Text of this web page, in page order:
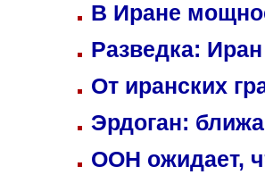
В Иране
Разведка:
От иранских
Эрдоган:
ООН ожидает,